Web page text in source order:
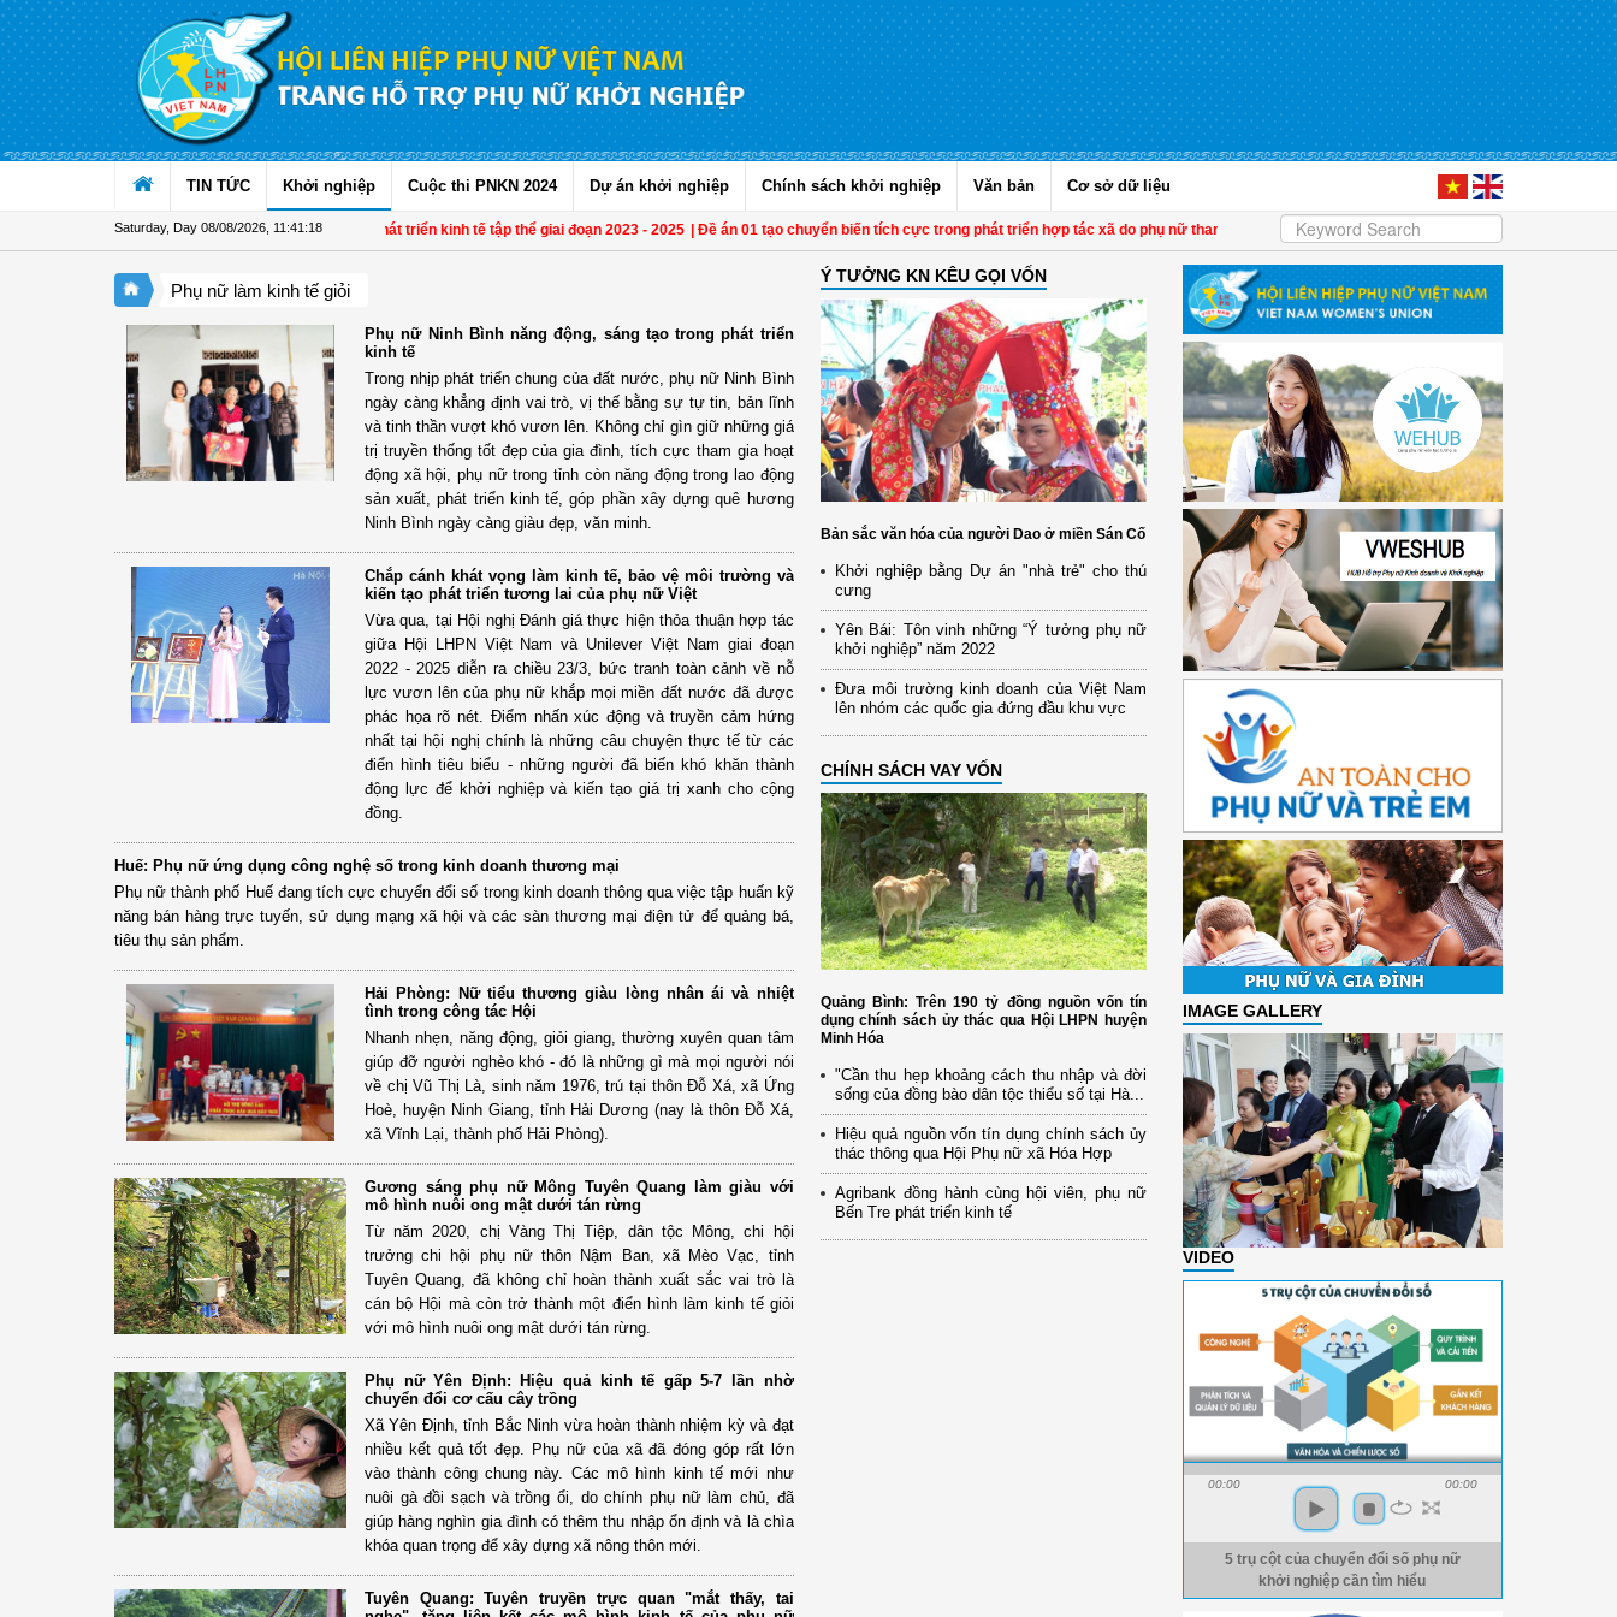
Skip to Content
TIN TỨC Khởi nghiệp Cuộc thi PNKN 2024 Dự án khởi nghiệp Chính sách khởi nghiệp Văn bản Cơ sở dữ liệu
Saturday, Day 08/08/2026 11:41:19
Đề án 01: Dấu ấn phụ nữ trong phát triển kinh tế tập thể giai đoạn 2023 - 2025 | Đề án 01 tạo chuyển biến tích cực trong phát triển hợp tác xã do phụ nữ tham gia quản lý | Tây Ninh: Thổi hồn vào nón lá, tạo sinh kế cho
Phụ nữ làm kinh tế giỏi
Phụ nữ Ninh Bình năng động, sáng tạo trong phát triển
kinh tế
Trong nhịp phát triển chung của đất nước, phụ nữ Ninh Bình
ngày càng khẳng định vai trò, vị thế bằng sự tự tin, bản lĩnh
và tinh thần vượt khó vươn lên. Không chỉ gìn giữ những giá
trị truyền thống tốt đẹp của gia đình, tích cực tham gia hoạt
động xã hội, phụ nữ trong tỉnh còn năng động trong lao động
sản xuất, phát triển kinh tế, góp phần xây dựng quê hương
Ninh Bình ngày càng giàu đẹp, văn minh.
Chắp cánh khát vọng làm kinh tế, bảo vệ môi trường và
kiến tạo phát triển tương lai của phụ nữ Việt
Vừa qua, tại Hội nghị Đánh giá thực hiện thỏa thuận hợp tác
giữa Hội LHPN Việt Nam và Unilever Việt Nam giai đoạn
2022 - 2025 diễn ra chiều 23/3, bức tranh toàn cảnh về nỗ
lực vươn lên của phụ nữ khắp mọi miền đất nước đã được
phác họa rõ nét. Điểm nhấn xúc động và truyền cảm hứng
nhất tại hội nghị chính là những câu chuyện thực tế từ các
điển hình tiêu biểu - những người đã biến khó khăn thành
động lực để khởi nghiệp và kiến tạo giá trị xanh cho cộng
đồng.
Huế: Phụ nữ ứng dụng công nghệ số trong kinh doanh thương mại
Phụ nữ thành phố Huế đang tích cực chuyển đổi số trong kinh doanh thông qua việc tập huấn kỹ
năng bán hàng trực tuyến, sử dụng mạng xã hội và các sàn thương mại điện tử để quảng bá,
tiêu thụ sản phẩm.
Hải Phòng: Nữ tiểu thương giàu lòng nhân ái và nhiệt
tình trong công tác Hội
Nhanh nhẹn, năng động, giỏi giang, thường xuyên quan tâm
giúp đỡ người nghèo khó - đó là những gì mà mọi người nói
về chị Vũ Thị Là, sinh năm 1976, trú tại thôn Đỗ Xá, xã Ứng
Hoè, huyện Ninh Giang, tỉnh Hải Dương (nay là thôn Đỗ Xá,
xã Vĩnh Lại, thành phố Hải Phòng).
Gương sáng phụ nữ Mông Tuyên Quang làm giàu với
mô hình nuôi ong mật dưới tán rừng
Từ năm 2020, chị Vàng Thị Tiệp, dân tộc Mông, chi hội
trưởng chi hội phụ nữ thôn Nậm Ban, xã Mèo Vạc, tỉnh
Tuyên Quang, đã không chỉ hoàn thành xuất sắc vai trò là
cán bộ Hội mà còn trở thành một điển hình làm kinh tế giỏi
với mô hình nuôi ong mật dưới tán rừng.
Phụ nữ Yên Định: Hiệu quả kinh tế gấp 5-7 lần nhờ
chuyển đổi cơ cấu cây trồng
Xã Yên Định, tỉnh Bắc Ninh vừa hoàn thành nhiệm kỳ và đạt
nhiều kết quả tốt đẹp. Phụ nữ của xã đã đóng góp rất lớn
vào thành công chung này. Các mô hình kinh tế mới như
nuôi gà đồi sạch và trồng ổi, do chính phụ nữ làm chủ, đã
giúp hàng nghìn gia đình có thêm thu nhập ổn định và là chìa
khóa quan trọng để xây dựng xã nông thôn mới.
Tuyên Quang: Tuyên truyền trực quan "mắt thấy, tai
Ý TƯỞNG KN KÊU GỌI VỐN
Bản sắc văn hóa của người Dao ở miền Sán Cố
Khởi nghiệp bằng Dự án "nhà trẻ" cho thú
cưng
Yên Bái: Tôn vinh những “Ý tưởng phụ nữ
khởi nghiệp” năm 2022
Đưa môi trường kinh doanh của Việt Nam
lên nhóm các quốc gia đứng đầu khu vực
CHÍNH SÁCH VAY VỐN
Quảng Bình: Trên 190 tỷ đồng nguồn vốn tín
dụng chính sách ủy thác qua Hội LHPN huyện
Minh Hóa
"Cần thu hẹp khoảng cách thu nhập và đời
sống của đồng bào dân tộc thiểu số tại Hà...
Hiệu quả nguồn vốn tín dụng chính sách ủy
thác thông qua Hội Phụ nữ xã Hóa Hợp
Agribank đồng hành cùng hội viên, phụ nữ
Bến Tre phát triển kinh tế
IMAGE GALLERY
VIDEO
00:00 00:00
5 trụ cột của chuyển đổi số phụ nữ
khởi nghiệp cần tìm hiểu